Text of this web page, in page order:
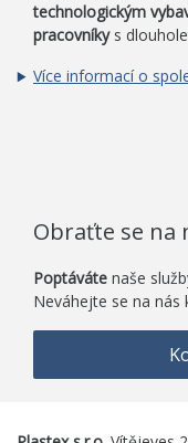
technologickým
pracovníkys
Více informací o
Obraťte se na
Poptáváte naše
Neváhejte se na nás